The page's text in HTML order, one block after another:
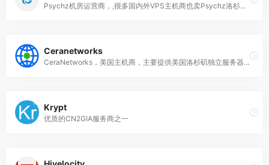
Psychz机房运营商，,很多国内外VPS主机商也卖Psychz洛杉矶母鸡开的VPS
Ceranetworks
CeraNetworks，美国主机商，主要提供美国洛杉矶独立服务器、主机托管等，防DDOS攻击
Krypt
优质的CN2GIA服务商之一